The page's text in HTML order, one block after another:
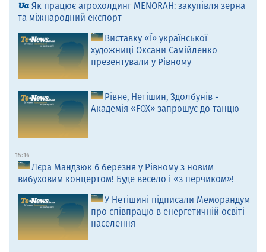
Як працює агрохолдинг MENORAH: закупівля зерна
та міжнародний експорт
Виставку «Ї» української
художниці Оксани Самійленко
презентували у Рівному
Рівне, Нетішин, Здолбунів -
Академія «FOX» запрошує до танцю
15:16
Лєра Мандзюк 6 березня у Рівному з новим
вибуховим концертом! Буде весело і «з перчиком»!
У Нетішині підписали Меморандум
про співпрацю в енергетичній освіті
населення